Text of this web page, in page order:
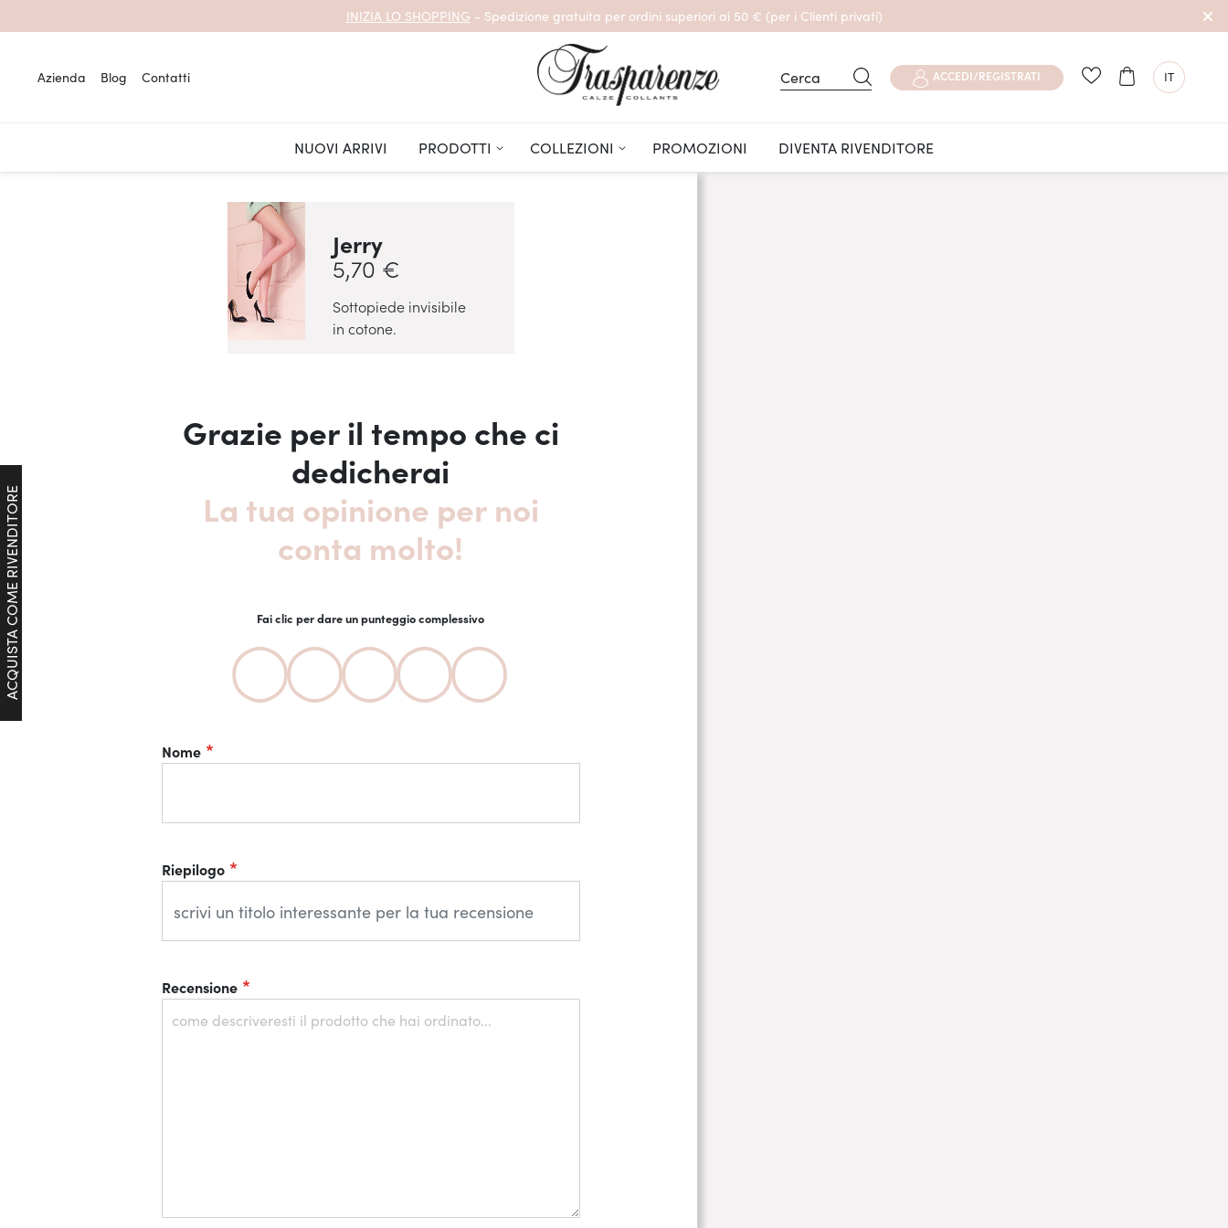
al
INIZIA LO SHOPPING - Spedizione gratuita per ordini superiori ai 50 € (per i Clienti privati)
Azienda Blog Contatti Cerca ACCEDI/REGISTRATI Carrello
LINGUA
IT
NUOVI ARRIVI PRODOTTI COLLEZIONI PROMOZIONI DIVENTA RIVENDITORE
Jerry
5,70 €
Sottopiede invisibile
in cotone.
Grazie per il tempo che ci
dedicherai
La tua opinione per noi
conta molto!
Fai clic per dare un punteggio complessivo
star
stars
stars
stars
stars
Nome
Riepilogo
Recensione
ACQUISTA COME RIVENDITORE